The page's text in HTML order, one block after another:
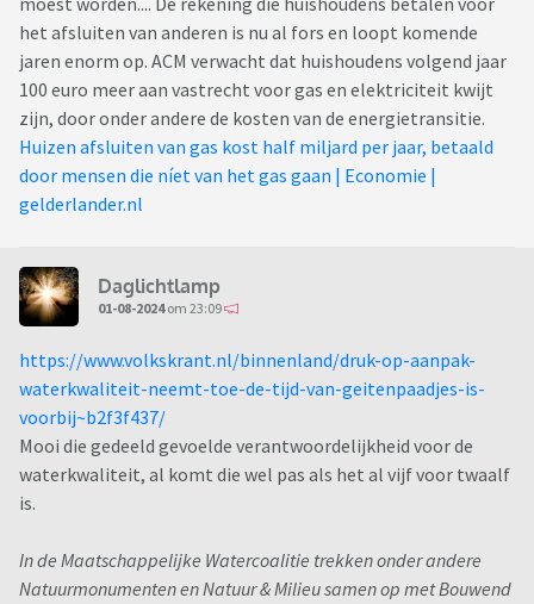
het afsluiten van anderen is nu al fors en loopt komende
jaren enorm op. ACM verwacht dat huishoudens volgend jaar
100 euro meer aan vastrecht voor gas en elektriciteit kwijt
zijn, door onder andere de kosten van de energietransitie.
Huizen afsluiten van gas kost half miljard per jaar, betaald
door mensen die níet van het gas gaan | Economie |
gelderlander.nl
Daglichtlamp
01-08-2024om 23:09
https://www.volkskrant.nl/binnenland/druk-op-aanpak-
waterkwaliteit-neemt-toe-de-tijd-van-geitenpaadjes-is-
voorbij~b2f3f437/
Mooi die gedeeld gevoelde verantwoordelijkheid voor de
waterkwaliteit, al komt die wel pas als het al vijf voor twaalf
is.
In de Maatschappelijke Watercoalitie trekken onder andere
Natuurmonumenten en Natuur & Milieu samen op met Bouwend